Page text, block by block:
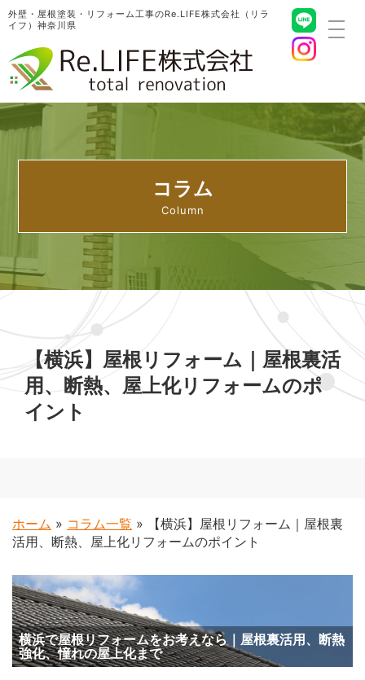
外壁・屋根塗装・リフォーム工事のRe.LIFE株式会社（リラ
イフ）神奈川県
コラム
【横浜】屋根リフォーム｜屋根裏活
用、断熱、屋上化リフォームのポ
イント
ホーム » コラム一覧 »
【横浜】屋根リフォーム｜屋根裏
活用、断熱、屋上化リフォームのポイント
横浜で屋根リフォームをお考えなら｜屋根裏活用、断熱
強化、憧れの屋上化まで